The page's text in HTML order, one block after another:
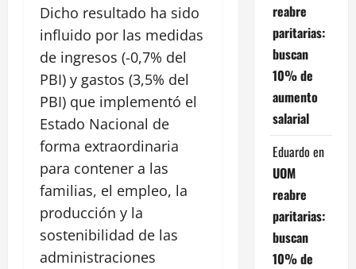
Dicho resultado ha sido
influido por las medidas
de ingresos (-0,7% del
PBI) y gastos (3,5% del
PBI) que implementó el
Estado Nacional de
forma extraordinaria
para contener a las
familias, el empleo, la
producción y la
sostenibilidad de las
administraciones
reabre
paritarias:
buscan
10% de
aumento
salarial
Eduardo en
UOM
reabre
paritarias:
buscan
10% de